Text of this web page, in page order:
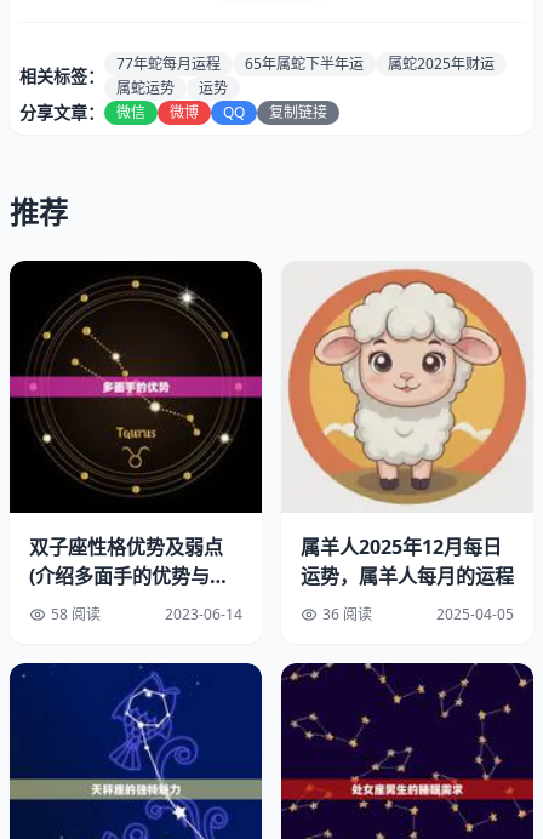
一、属蛇今年运势2025年多大
先说说年龄这事。65年出生的到2025年刚好 虚岁61，咱们
中国人习惯用虚岁算。我遇到不少属蛇的来问岁数，总觉得
本命年特别关键，其实每一年都要认真过。
有个细节挺有意思，很多这个年纪的属蛇人开始考虑退休生
活了，但今年星象上看更适合稳扎稳打，别急着做重大决
定。
正月生人注意关节保养
秋冬生的财运有小惊喜
相关标签：
77年蛇每月运程 65年属蛇下半年运
属蛇2025年财运
属蛇运势
运势
分享文章： 微信 微博 QQ 复制链接
推荐
双子座性格优势及弱点
(介绍多面手的优势与矛
盾)58 阅读 2023-06-14
属羊人2025年12月每日
运势，属羊人每月的运程
36 阅读 2025-04-05